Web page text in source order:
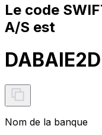
Le code
A/S est
Nom de la banque